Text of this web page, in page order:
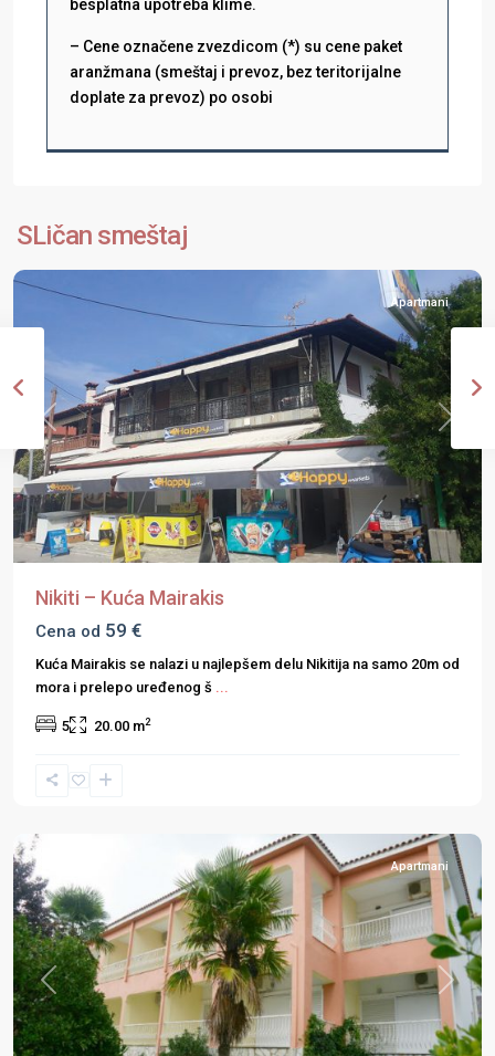
besplatna upotreba klime.
– Cene označene zvezdicom (*) su cene paket
aranžmana (smeštaj i prevoz, bez teritorijalne
doplate za prevoz) po osobi
SLičan smeštaj
Nikiti
Sitonija
Previous Next
Apartmani
Nikiti – Kuća Mairakis
Cena od 59 €
Kuća Mairakis se nalazi u najlepšem delu Nikitija na samo 20m od
mora i prelepo uređenog š
5 20.00 m2
Kasandra
Previous Next
Apartmani